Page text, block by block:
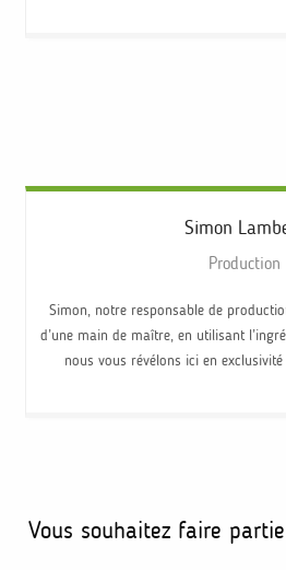
Simon
Production
Simon, notre responsable de
d’une main de maître, en utilisant
nous vous révélons ici en
Vous souhaitez faire